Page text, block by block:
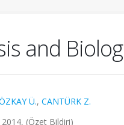
and
Ü., CANTÜRK Z.
(Özet Bildiri)